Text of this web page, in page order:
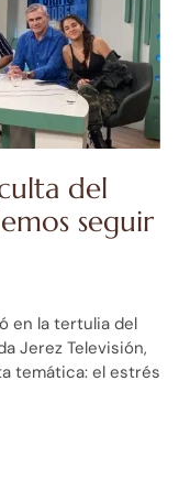
del
seguir
en la tertulia del
Jerez Televisión,
temática: el estrés